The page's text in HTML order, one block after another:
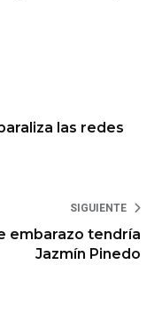
las redes
SIGUIENTE
embarazo tendría
Jazmín Pinedo